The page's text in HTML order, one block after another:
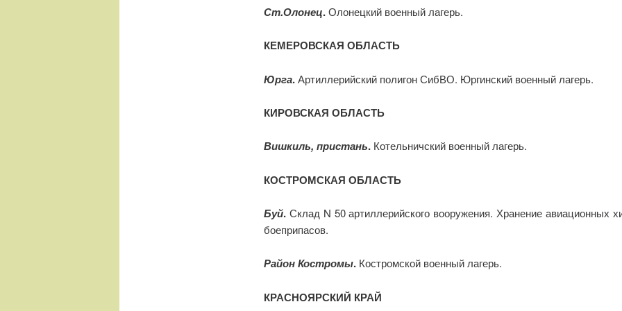
Ст.Олонец.Олонецкий военный лагерь.
КЕМЕРОВСКАЯ ОБЛАСТЬ
Юрга.Артиллерийский полигон СибВО. Юргинский военный лагерь.
КИРОВСКАЯ ОБЛАСТЬ
Вишкиль, пристань.Котельничский военный лагерь.
КОСТРОМСКАЯ ОБЛАСТЬ
Буй.Склад N 50 артиллерийского вооружения. Хранение авиационных
боеприпасов.
Район Костромы.Костромской военный лагерь.
КРАСНОЯРСКИЙ КРАЙ